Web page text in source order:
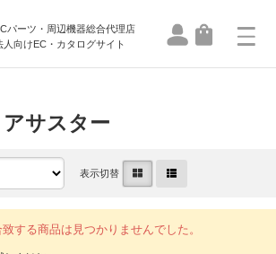
パーツ・周辺機器総合代理店
人向けEC・カタログサイト
サスター
表示切替
する商品は見つかりませんでした。